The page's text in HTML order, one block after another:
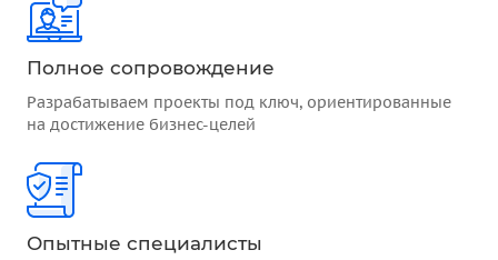
Полное сопровождение
Разрабатываем проекты под ключ, ориентированные
на достижение бизнес-целей
Опытные специалисты